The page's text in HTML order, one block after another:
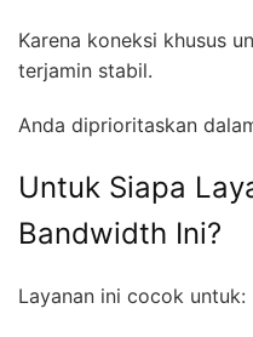
Karena koneksi khusus
terjamin stabil.
Anda diprioritaskan
Untuk Siapa
Bandwidth Ini?
Layanan ini cocok untuk: